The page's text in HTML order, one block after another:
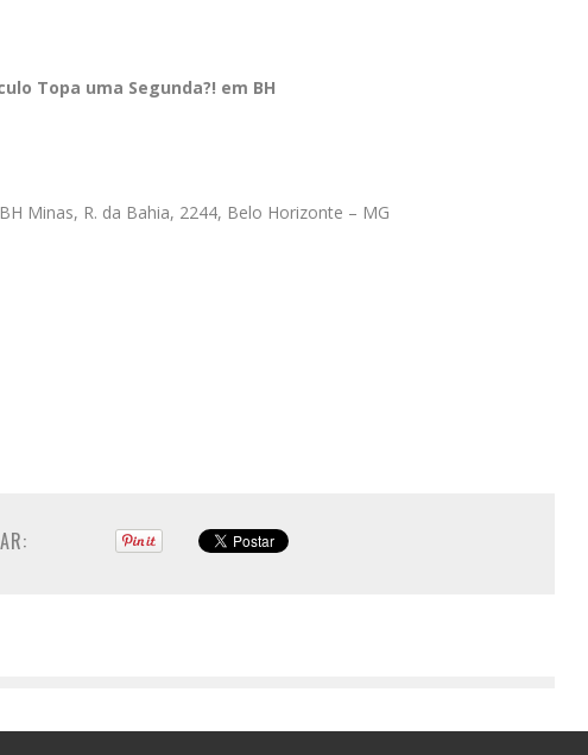
Topa uma Segunda?! em BH
Minas, R. da Bahia, 2244, Belo Horizonte – MG